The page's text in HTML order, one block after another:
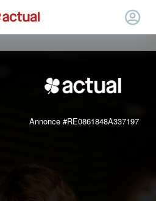
Annonce #RE0861848A337197